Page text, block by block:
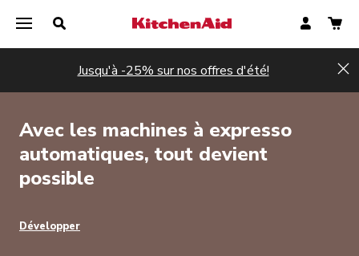
Jusqu'à -25% sur nos offres d'été!
Avec les machines à expresso
automatiques, tout devient
possible
Développer